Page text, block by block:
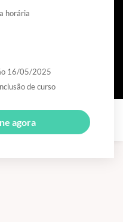
horária
16/05/2025
de curso
agora